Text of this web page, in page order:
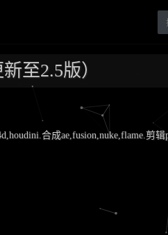
至2.5版）
合成ae,fusion,nuke,flame.剪